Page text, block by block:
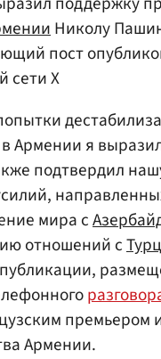
Николу
пост
сети X
Армении я
подтвердил
мира с
отношений с
премьером
Армении.